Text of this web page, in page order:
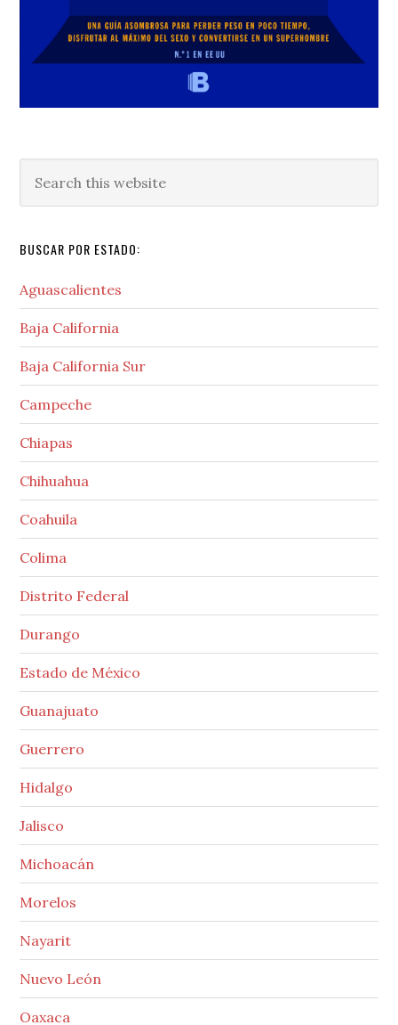
this
BUSCAR POR ESTADO:
Aguascalientes
Baja California
Baja California Sur
Campeche
Chiapas
Chihuahua
Coahuila
Colima
Distrito Federal
Durango
Estado de México
Guanajuato
Guerrero
Hidalgo
Jalisco
Michoacán
Morelos
Nayarit
Nuevo León
Oaxaca